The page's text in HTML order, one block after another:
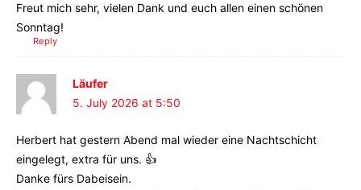
Freut mich sehr, vielen Dank und euch allen einen schönen
Sonntag!
Reply
Läufer
5. July 2026 at 5:50
Herbert hat gestern Abend mal wieder eine Nachtschicht
eingelegt, extra für uns. 👍
Danke fürs Dabeisein.